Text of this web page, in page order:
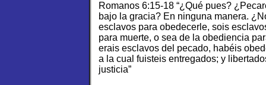
Romanos 6:15-18 “¿Qué pues?
bajo la gracia? En ninguna manera.
esclavos para obedecerle, sois
para muerte, o sea de la obediencia
erais esclavos del pecado, habéis
a la cual fuisteis entregados; y
justicia”